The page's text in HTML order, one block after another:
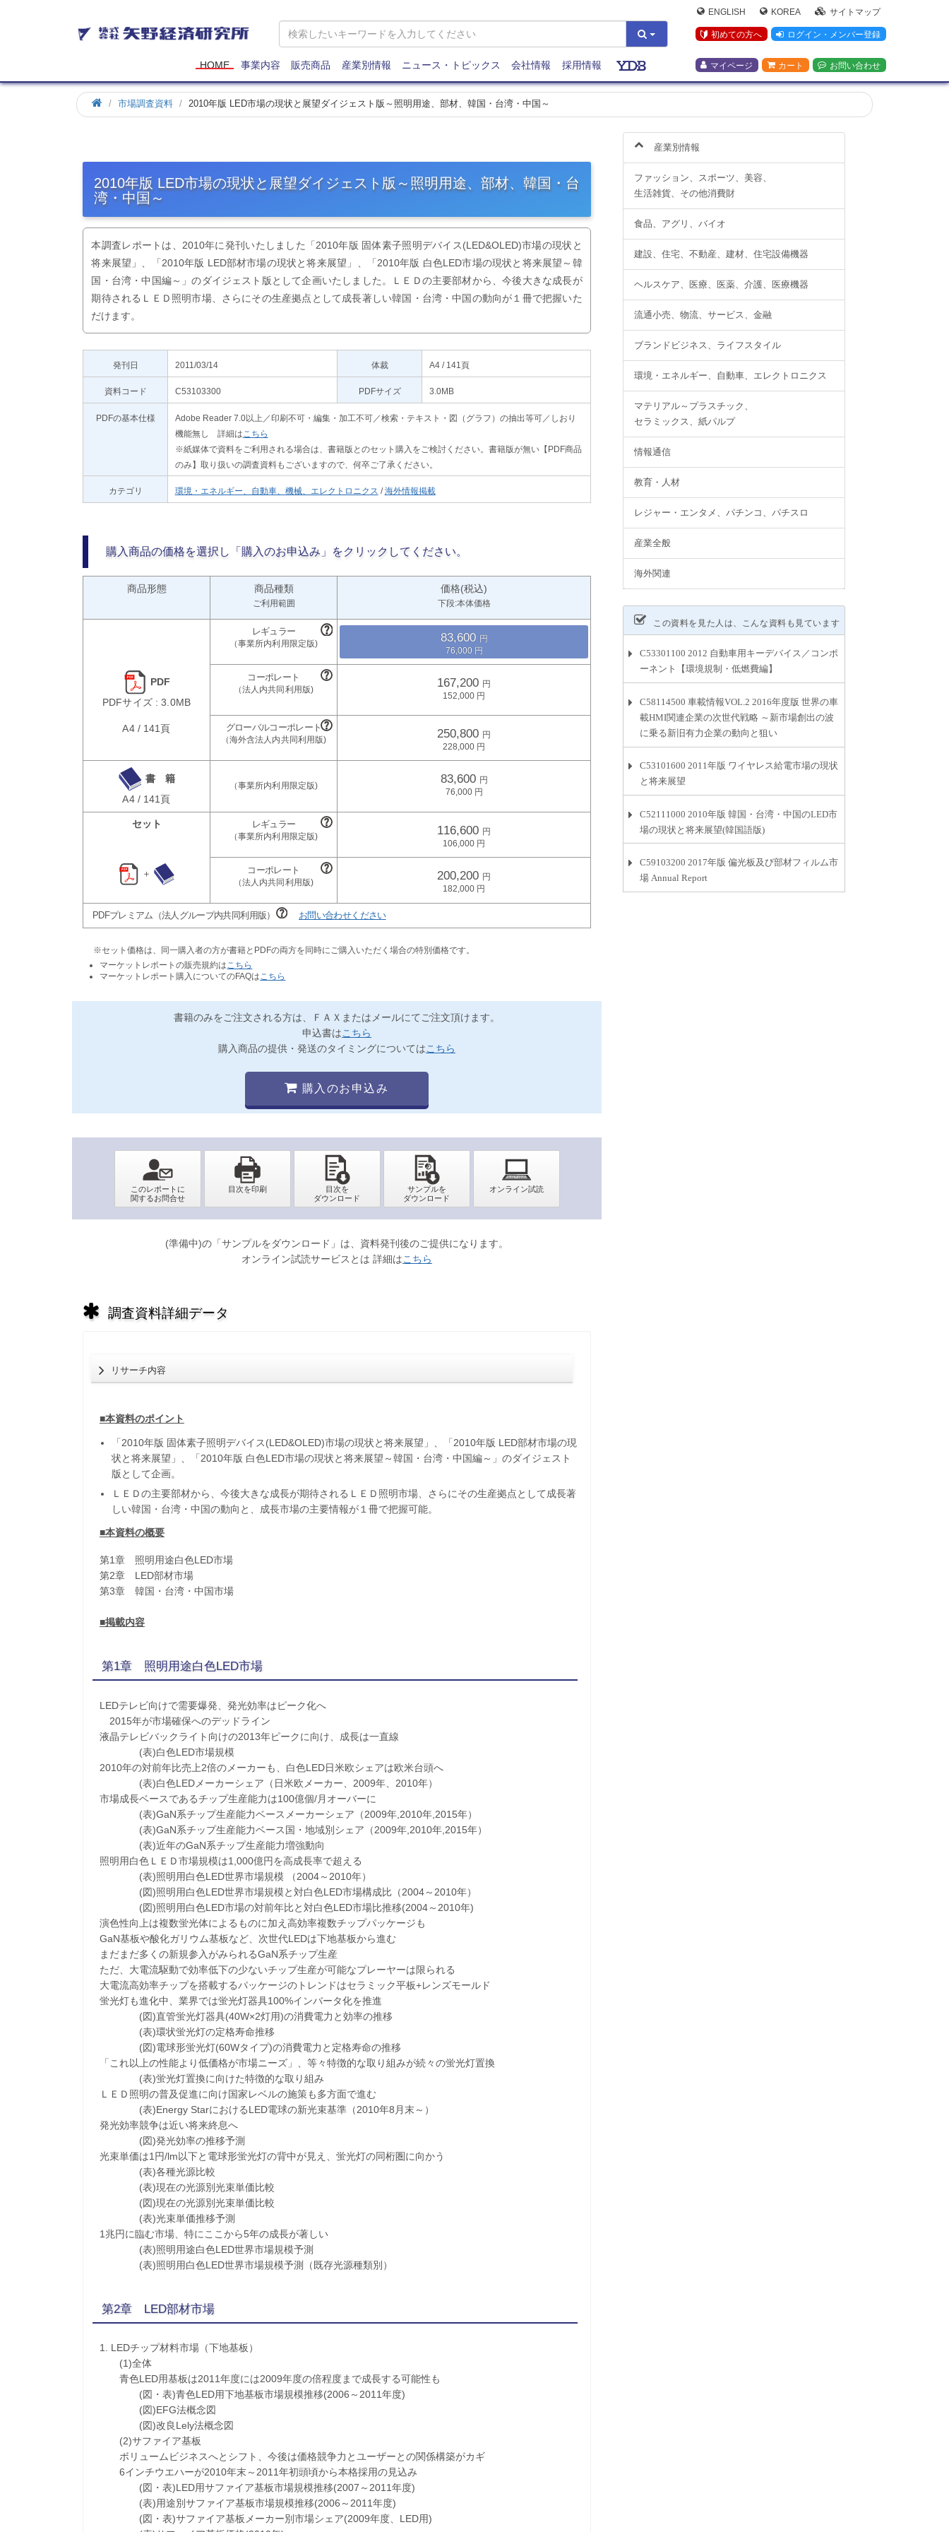
矢
野
研
究
所
ENGLISH KOREA サイトマップ
初めての方へ ログイン・メンバー登録
マイページ カート お問い合わせ
HOME 事業内容 販売商品 産業別情報 ニュース・トピックス 会社情報 採用情報
市場調査資料 2010年版 LED市場の現状と展望ダイジェスト版～照明用途、部材、韓国・台湾・中国～
2010年版 LED市場の現状と展望ダイジェスト版～照明用途、部材、韓国・台
湾・中国～
本調査レポートは、2010年に発刊いたしました「2010年版 固体素子照明デバイス(LED&OLED)市場の現状と
将来展望」、「2010年版 LED部材市場の現状と将来展望」、「2010年版 白色LED市場の現状と将来展望～韓
国・台湾・中国編～」のダイジェスト版として企画いたしました。ＬＥＤの主要部材から、今後大きな成長が
期待されるＬＥＤ照明市場、さらにその生産拠点として成長著しい韓国・台湾・中国の動向が１冊で把握いた
だけます。
発刊日 2011/03/14 体裁 A4 / 141頁
資料コード C53103300 PDFサイズ 3.0MB
PDFの基本仕様
Adobe Reader 7.0以上／印刷不可・編集・加工不可／検索・テキスト・図（グラフ）の抽出等可／しおり
機能無し 詳細は こちら
※紙媒体で資料をご利用される場合は、書籍版とのセット購入をご検討ください。書籍版が無い【PDF商品
のみ】取り扱いの調査資料もございますので、何卒ご了承ください。
カテゴリ 環境・エネルギー、自動車、機械、エレクトロニクス /海外情報掲載
購入商品の価格を選択し「購入のお申込み」をクリックしてください。
商品形態 商品種類
ご利用範囲
価格(税込)
下段:本体価格
83,600
76,000
PDF
PDFサイズ : 3.0MB
167,200
152,000
A4 / 141頁 250,800
228,000
書 籍
A4 / 141頁
83,600
76,000
セット 116,600
106,000
＋ 200,200
182,000
PDFプレミアム（法人グループ内共同利用版） お問い合わせください
※セット価格は、同一購入者の方が書籍とPDFの両方を同時にご購入いただく場合の特別価格です。
マーケットレポートの販売規約は こちら
マーケットレポート購入についてのFAQは こちら
書籍のみをご注文される方は、ＦＡＸまたはメールにてご注文頂けます。
申込書はこちら
購入商品の提供・発送のタイミングについてはこちら
購入のお申込み
(準備中)の「サンプルをダウンロード」は、資料発刊後のご提供になります。
オンライン試読サービスとは 詳細はこちら
調査資料詳細データ
リサーチ内容
■本資料のポイント
「2010年版 固体素子照明デバイス(LED&OLED)市場の現状と将来展望」、「2010年版 LED部材市場の現
状と将来展望」、「2010年版 白色LED市場の現状と将来展望～韓国・台湾・中国編～」のダイジェスト
版として企画。
ＬＥＤの主要部材から、今後大きな成長が期待されるＬＥＤ照明市場、さらにその生産拠点として成長著
しい韓国・台湾・中国の動向と、成長市場の主要情報が１冊で把握可能。
■本資料の概要
第1章 照明用途白色LED市場
第2章 LED部材市場
第3章 韓国・台湾・中国市場
■掲載内容
第1章 照明用途白色LED市場
LEDテレビ向けで需要爆発、発光効率はピーク化へ
2015年が市場確保へのデッドライン
液晶テレビバックライト向けの2013年ピークに向け、成長は一直線
(表)白色LED市場規模
2010年の対前年比売上2倍のメーカーも、白色LED日米欧シェアは欧米台頭へ
(表)白色LEDメーカーシェア（日米欧メーカー、2009年、2010年）
市場成長ベースであるチップ生産能力は100億個/月オーバーに
(表)GaN系チップ生産能力ベースメーカーシェア（2009年,2010年,2015年）
(表)GaN系チップ生産能力ベース国・地域別シェア（2009年,2010年,2015年）
(表)近年のGaN系チップ生産能力増強動向
照明用白色ＬＥＤ市場規模は1,000億円を高成長率で超える
(表)照明用白色LED世界市場規模 （2004～2010年）
(図)照明用白色LED世界市場規模と対白色LED市場構成比（2004～2010年）
(図)照明用白色LED市場の対前年比と対白色LED市場比推移(2004～2010年)
演色性向上は複数蛍光体によるものに加え高効率複数チップパッケージも
GaN基板や酸化ガリウム基板など、次世代LEDは下地基板から進む
まだまだ多くの新規参入がみられるGaN系チップ生産
ただ、大電流駆動で効率低下の少ないチップ生産が可能なプレーヤーは限られる
大電流高効率チップを搭載するパッケージのトレンドはセラミック平板+レンズモールド
蛍光灯も進化中、業界では蛍光灯器具100%インバータ化を推進
(図)直管蛍光灯器具(40W×2灯用)の消費電力と効率の推移
(表)環状蛍光灯の定格寿命推移
(図)電球形蛍光灯(60Wタイプ)の消費電力と定格寿命の推移
「これ以上の性能より低価格が市場ニーズ」、等々特徴的な取り組みが続々の蛍光灯置換
(表)蛍光灯置換に向けた特徴的な取り組み
ＬＥＤ照明の普及促進に向け国家レベルの施策も多方面で進む
(表)Energy StarにおけるLED電球の新光束基準（2010年8月末～）
発光効率競争は近い将来終息へ
(図)発光効率の推移予測
光束単価は1円/lm以下と電球形蛍光灯の背中が見え、蛍光灯の同桁圏に向かう
(表)各種光源比較
(表)現在の光源別光束単価比較
(図)現在の光源別光束単価比較
(表)光束単価推移予測
1兆円に臨む市場、特にここから5年の成長が著しい
(表)照明用途白色LED世界市場規模予測
(表)照明用白色LED世界市場規模予測（既存光源種類別）
第2章 LED部材市場
1. LEDチップ材料市場（下地基板）
(1)全体
青色LED用基板は2011年度には2009年度の倍程度まで成長する可能性も
(図・表)青色LED用下地基板市場規模推移(2006～2011年度)
(図)EFG法概念図
(図)改良Lely法概念図
(2)サファイア基板
ボリュームビジネスへとシフト、今後は価格競争力とユーザーとの関係構築がカギ
6インチウエハーが2010年末～2011年初頭頃から本格採用の見込み
(図・表)LED用サファイア基板市場規模推移(2007～2011年度)
(表)用途別サファイア基板市場規模推移(2006～2011年度)
(図・表)サファイア基板メーカー別市場シェア(2009年度、LED用)
産業別情報
ファッション、スポーツ、美容、
生活雑貨、その他消費財
食品、アグリ、バイオ
建設、住宅、不動産、建材、住宅設備機器
ヘルスケア、医療、医薬、介護、医療機器
流通小売、物流、サービス、金融
ブランドビジネス、ライフスタイル
環境・エネルギー、自動車、エレクトロニクス
マテリアル～プラスチック、
セラミックス、紙パルプ
情報通信
教育・人材
レジャー・エンタメ、パチンコ、パチスロ
産業全般
海外関連
この資料を見た人は、こんな資料も見ています
C53301100 2012 自動車用キーデバイス／コンポ
ーネント【環境規制・低燃費編】
C58114500 車載情報VOL.2 2016年度版 世界の車
載HMI関連企業の次世代戦略 ～新市場創出の波
に乗る新旧有力企業の動向と狙い
C53101600 2011年版 ワイヤレス給電市場の現状
と将来展望
C52111000 2010年版 韓国・台湾・中国のLED市
場の現状と将来展望(韓国語版)
C59103200 2017年版 偏光板及び部材フィルム市
場 Annual Report